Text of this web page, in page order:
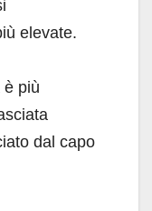
elevate.
è più
dal capo